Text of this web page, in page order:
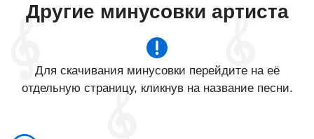
Другие минусовки артиста
Для скачивания минусовки перейдите на её
отдельную страницу, кликнув на название песни.